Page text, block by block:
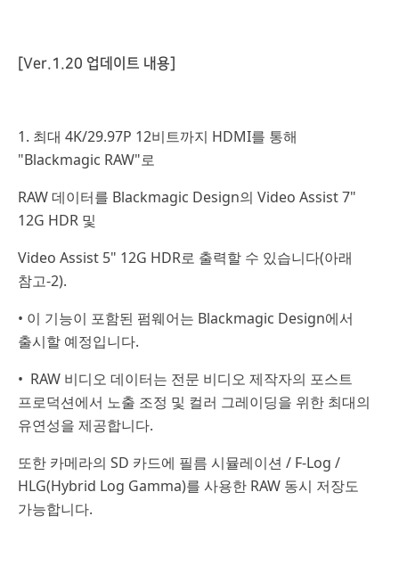
[Ver.1.20 업데이트 내용]
1. 최대 4K/29.97P 12비트까지 HDMI를 통해
"Blackmagic RAW"로
RAW 데이터를 Blackmagic Design의 Video Assist 7"
12G HDR 및
Video Assist 5" 12G HDR로 출력할 수 있습니다(아래
참고-2).
• 이 기능이 포함된 펌웨어는 Blackmagic Design에서
출시할 예정입니다.
• RAW 비디오 데이터는 전문 비디오 제작자의 포스트
프로덕션에서 노출 조정 및 컬러 그레이딩을 위한 최대의
유연성을 제공합니다.
또한 카메라의 SD 카드에 필름 시뮬레이션 / F-Log /
HLG(Hybrid Log Gamma)를 사용한 RAW 동시 저장도
가능합니다.